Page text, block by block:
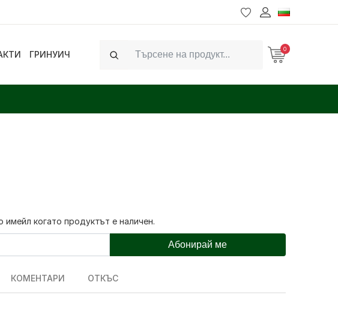
ГРИНУИЧ
Search
0
имейл когато продуктът е наличен.
Абонирай ме
КОМЕНТАРИ ОТКЪС